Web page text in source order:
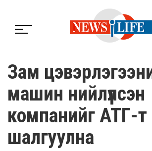
Зам
машин нийлүүлсэн
компанийг АТГ-т
шалгуулна